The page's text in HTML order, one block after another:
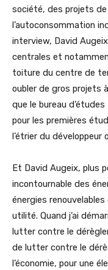
société, des projets
l’autoconsommation
interview, David
centrales et
toiture du centre de
oubler de gros projets
que le bureau
pour les premières
l’étrier du développeur
Et David Augeix, plus
incontournable des
énergies
utilité. Quand j’ai
lutter contre le
de lutter contre le
l’économie, pour une